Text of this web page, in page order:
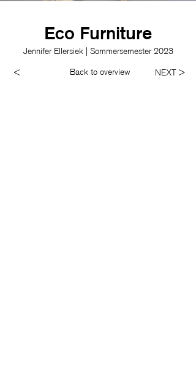
Eco Furniture
Jennifer Ellersiek | Sommersemester 2023
< Back to overview NEXT >